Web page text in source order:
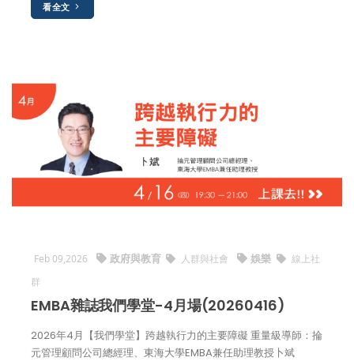
看全文
Feb 09,2026 政府與教育 人群與社會 娛樂
線上社
群
EMBA雜誌我們學堂-4月場(20260416)
2026年4月【我們學堂】跨越執行力的主要障礙 重量級導師：掄
元管理顧問公司總經理、東海大學EMBA兼任助理教授卜斌